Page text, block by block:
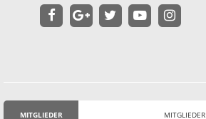
MITGLIEDER MITGLIEDER